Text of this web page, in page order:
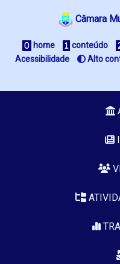
Câmara
home conteúdo
Acessibilidade
Alto